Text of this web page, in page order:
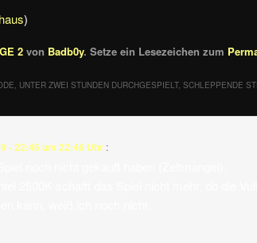
)
2 von Badb0y. Setze ein Lesezeichen zum
UNTER ZWEI STUNDEN DURCHGESPIELT, SCHLEPPENDE
- 22:46 um 22:46 Uhr :